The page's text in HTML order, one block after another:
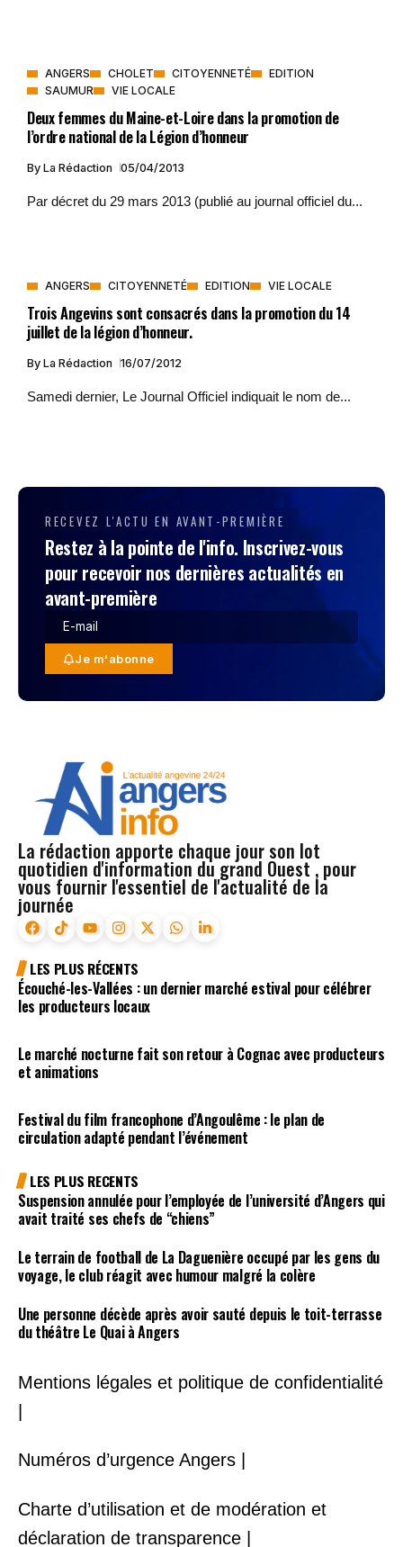
ANGERS CHOLET CITOYENNETÉ
EDITION
SAUMUR
VIE LOCALE
Deux femmes du Maine-et-Loire dans la promotion de
l’ordre national de la Légion d’honneur
By La Rédaction 05/04/2013
Par décret du 29 mars 2013 (publié au journal officiel du...
ANGERS CITOYENNETÉ EDITION VIE LOCALE
Trois Angevins sont consacrés dans la promotion du 14
juillet de la légion d’honneur.
By La Rédaction 16/07/2012
Samedi dernier, Le Journal Officiel indiquait le nom de...
RECEVEZ L'ACTU EN AVANT-PREMIÈRE
Restez à la pointe de l'info. Inscrivez-vous
pour recevoir nos dernières actualités en
avant-première
Je m'abonne
La rédaction apporte chaque jour son lot
quotidien d'information du grand Ouest , pour
vous fournir l'essentiel de l'actualité de la
journée
LES PLUS RÉCENTS
Écouché-les-Vallées : un dernier marché estival pour célébrer
les producteurs locaux
Le marché nocturne fait son retour à Cognac avec producteurs
et animations
Festival du film francophone d’Angoulême : le plan de
circulation adapté pendant l’événement
LES PLUS RECENTS
Suspension annulée pour l’employée de l’université d’Angers qui
avait traité ses chefs de “chiens”
Le terrain de football de La Daguenière occupé par les gens du
voyage, le club réagit avec humour malgré la colère
Une personne décède après avoir sauté depuis le toit-terrasse
du théâtre Le Quai à Angers
Mentions légales et politique de confidentialité
|
Numéros d’urgence Angers |
Charte d’utilisation et de modération et
déclaration de transparence |